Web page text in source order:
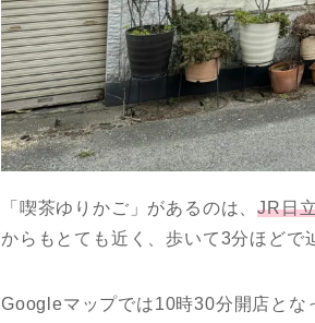
「喫茶ゆりかご」があるのは、JR日
からもとても近く、歩いて3分ほどで
Googleマップでは10時30分開店とな